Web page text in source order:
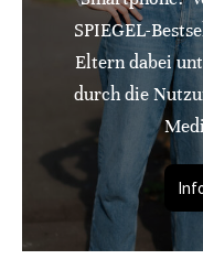
SPIEGEL-
Eltern dabei
durch die